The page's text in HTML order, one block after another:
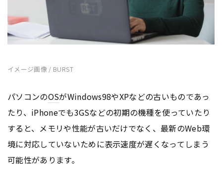
イメージ画像 / BURST
パソコンのOSがWindows98やXPなどの古いものであっ
たり、iPhoneでも3GSなどの初期の機種を使っていたり
すると、メモリや性能が古いだけでなく、最新のWeb環
境に対応していないために表示速度が遅くなってしまう
可能性があります。